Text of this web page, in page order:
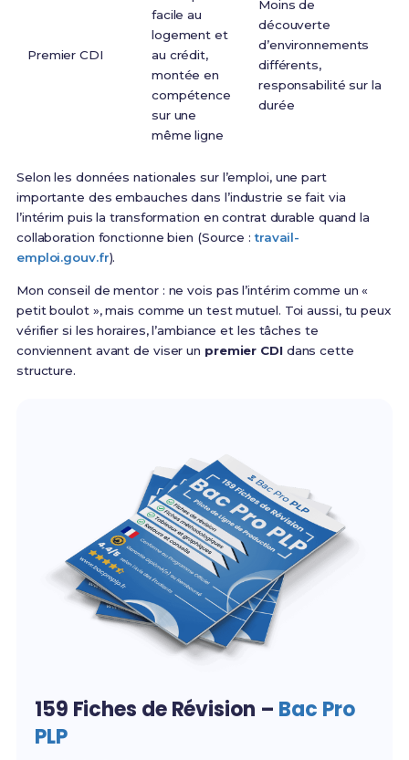
Premier CDI
facile au
logement et
au crédit,
montée en
compétence
sur une
même ligne
Moins de
découverte
d’environnements
différents,
responsabilité sur la
durée
Selon les données nationales sur l’emploi, une part
importante des embauches dans l’industrie se fait via
l’intérim puis la transformation en contrat durable quand la
collaboration fonctionne bien (Source :travail-
emploi.gouv.fr).
Mon conseil de mentor : ne vois pas l’intérim comme un «
petit boulot », mais comme un test mutuel. Toi aussi, tu peux
vérifier si les horaires, l’ambiance et les tâches te
conviennent avant de viser un premier CDIdans cette
structure.
159 Fiches de Révision – Bac Pro
PLP